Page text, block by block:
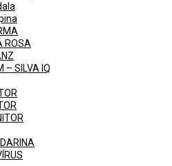
ROSA
– SILVA IQ